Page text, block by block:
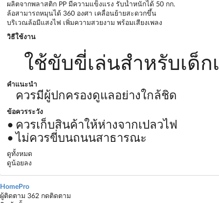
ผลิตจากพลาสติก PP มีความแข็งแรง รับน้ำหนักได้ 50 กก.
ล้อสามารถหมุนได้ 360 องศา เคลื่อนย้ายสะดวกขึ้น
บริเวณล้อมีแสงไฟ เพิ่มความสวยงาม พร้อมเสียงเพลง
วิธีใช้งาน
ใช้ขับขี่เล่นสำหรับเด็ก
คำแนะนำ
ควรมีผู้ปกครองดูแลอย่างใกล้ชิด
ข้อควรระวัง
ควรเก็บสินค้าให้ห่างจากเปลวไฟ
ไม่ควรขี่บนถนนสาธารณะ
ดูทั้งหมด
ดูน้อยลง
HomePro
ผู้ติดตาม 362 กดติดตาม